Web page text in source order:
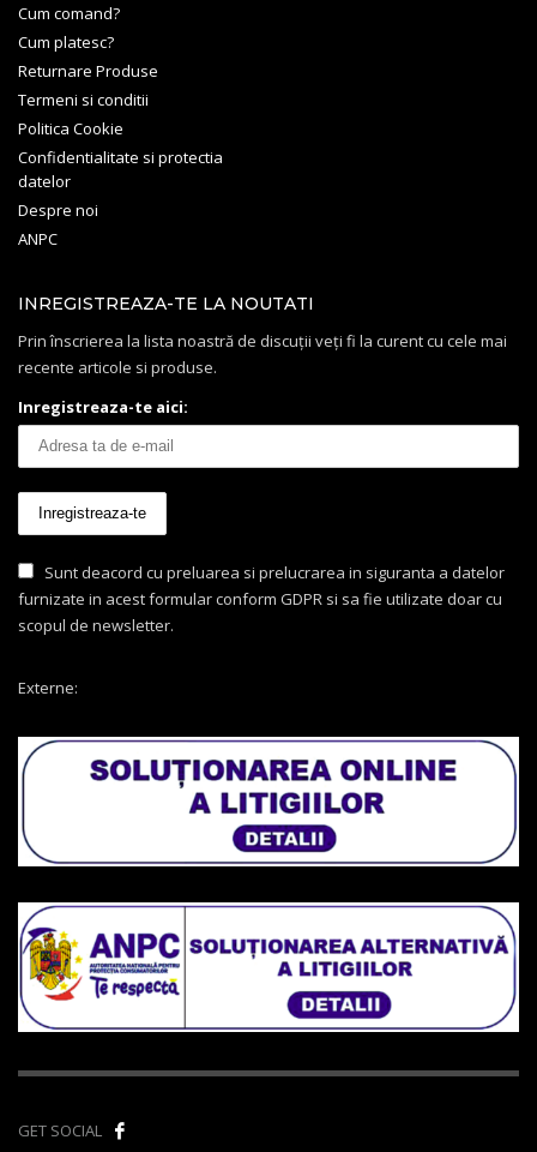
Cum comand?
Cum platesc?
Returnare Produse
Termeni si conditii
Politica Cookie
Confidentialitate si protectia
datelor
Despre noi
ANPC
INREGISTREAZA-TE LA NOUTATI
Prin înscrierea la lista noastră de discuții veți fi la curent cu cele mai
recente articole si produse.
Inregistreaza-te aici:
Sunt deacord cu preluarea si prelucrarea in siguranta a datelor
furnizate in acest formular conform GDPR si sa fie utilizate doar cu
scopul de newsletter.
Externe:
GET SOCIAL